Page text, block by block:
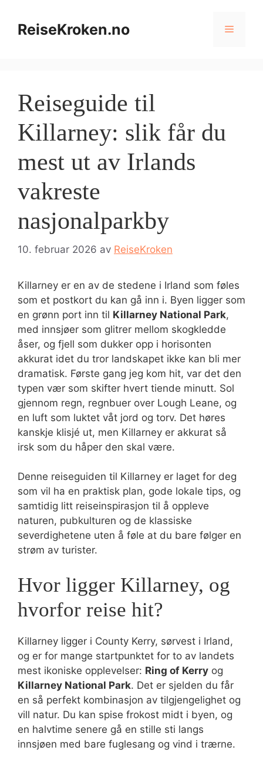
innholdReiseKroken.no Meny
Reiseguide til
Killarney: slik får du
mest ut av Irlands
vakreste
nasjonalparkby
10. februar 2026 av ReiseKroken
Killarney er en av de stedene i Irland som føles
som et postkort du kan gå inn i. Byen ligger som
en grønn port inn til Killarney National Park,
med innsjøer som glitrer mellom skogkledde
åser, og fjell som dukker opp i horisonten
akkurat idet du tror landskapet ikke kan bli mer
dramatisk. Første gang jeg kom hit, var det den
typen vær som skifter hvert tiende minutt. Sol
gjennom regn, regnbuer over Lough Leane, og
en luft som luktet våt jord og torv. Det høres
kanskje klisjé ut, men Killarney er akkurat så
irsk som du håper den skal være.
Denne reiseguiden til Killarney er laget for deg
som vil ha en praktisk plan, gode lokale tips, og
samtidig litt reiseinspirasjon til å oppleve
naturen, pubkulturen og de klassiske
severdighetene uten å føle at du bare følger en
strøm av turister.
Hvor ligger Killarney, og
hvorfor reise hit?
Killarney ligger i County Kerry, sørvest i Irland,
og er for mange startpunktet for to av landets
mest ikoniske opplevelser: Ring of Kerry og
Killarney National Park. Det er sjelden du får
en så perfekt kombinasjon av tilgjengelighet og
vill natur. Du kan spise frokost midt i byen, og
en halvtime senere gå en stille sti langs
innsjøen med bare fuglesang og vind i trærne.